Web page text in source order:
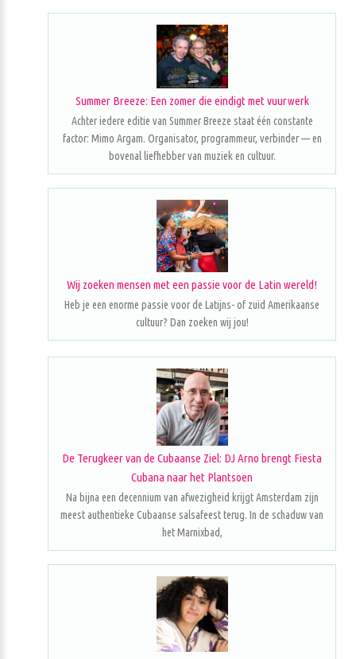
Summer Breeze: Een zomer die eindigt met vuurwerk
Achter iedere editie van Summer Breeze staat één constante
factor: Mimo Argam. Organisator, programmeur, verbinder — en
bovenal liefhebber van muziek en cultuur.
Wij zoeken mensen met een passie voor de Latin wereld!
Heb je een enorme passie voor de Latijns- of zuid Amerikaanse
cultuur? Dan zoeken wij jou!
De Terugkeer van de Cubaanse Ziel: DJ Arno brengt Fiesta
Cubana naar het Plantsoen
Na bijna een decennium van afwezigheid krijgt Amsterdam zijn
meest authentieke Cubaanse salsafeest terug. In de schaduw van
het Marnixbad,